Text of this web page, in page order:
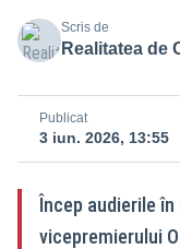
Scris de
Realitatea de
Publicat
3 iun. 2026, 13:55
Încep audierile
vicepremierului